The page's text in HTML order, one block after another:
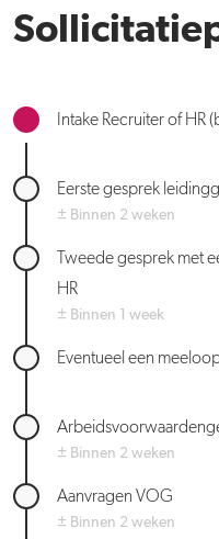
Intake Recruiter of HR
Eerste gesprek
± Binnen 2 weken
Tweede gesprek met
HR
± Binnen 1 week
Eventueel een
± Binnen 2 weken
Aanvragen VOG
± Binnen 2 weken